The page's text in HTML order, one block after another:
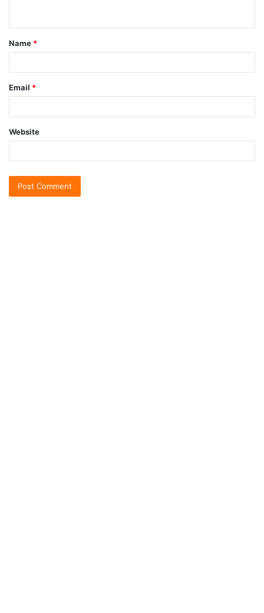
Name *
Email *
Website